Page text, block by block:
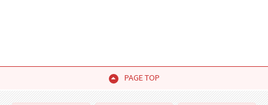
PAGE TOP